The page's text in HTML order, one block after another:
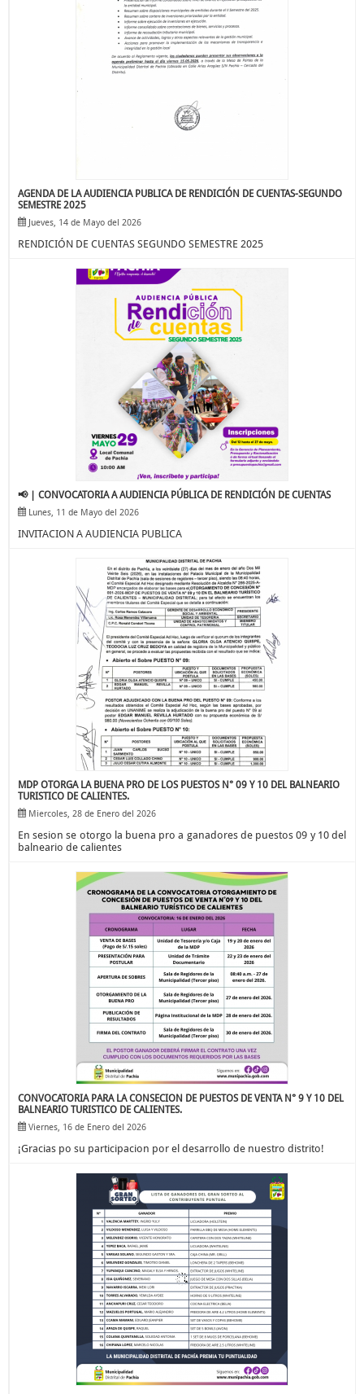
AGENDA DE LA AUDIENCIA PUBLICA DE RENDICIÓN DE CUENTAS-SEGUNDO
SEMESTRE 2025
Jueves, 14 de Mayo del 2026
RENDICIÓN DE CUENTAS SEGUNDO SEMESTRE 2025
📢 | CONVOCATORIA A AUDIENCIA PÚBLICA DE RENDICIÓN DE CUENTAS
Lunes, 11 de Mayo del 2026
INVITACION A AUDIENCIA PUBLICA
MDP OTORGA LA BUENA PRO DE LOS PUESTOS N° 09 Y 10 DEL BALNEARIO
TURISTICO DE CALIENTES.
Miercoles, 28 de Enero del 2026
En sesion se otorgo la buena pro a ganadores de puestos 09 y 10 del
balneario de calientes
CONVOCATORIA PARA LA CONSECION DE PUESTOS DE VENTA N° 9 Y 10 DEL
BALNEARIO TURISTICO DE CALIENTES.
Viernes, 16 de Enero del 2026
¡Gracias po su participacion por el desarrollo de nuestro distrito!